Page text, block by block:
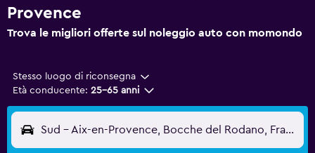
Provence
Trova le migliori offerte sul noleggio auto con momondo
Stesso luogo di riconsegna
Età conducente: 25-65 anni
Sud - Aix-en-Provence, Bocche del Rodano, Francia